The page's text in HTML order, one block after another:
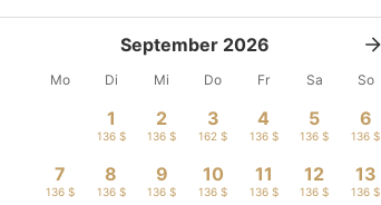
September 2026
Mo Di Mi Do Fr Sa So
1
136 $
2
136 $
3
162 $
4
136 $
5
136 $
6
136 $
7
136 $
8
136 $
9
136 $
10
136 $
11
136 $
12
136 $
13
136 $